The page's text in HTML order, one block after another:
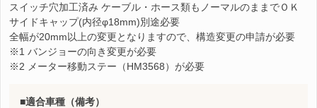
スイッチ穴加工済み ケーブル・ホース類もノーマルのままでＯＫ
サイドキャップ(内径φ18mm)別途必要
全幅が20mm以上の変更となりますので、構造変更の申請が必要
※1 バンジョーの向き変更が必要
※2 メーター移動ステー（HM3568）が必要
適合車種（備考）